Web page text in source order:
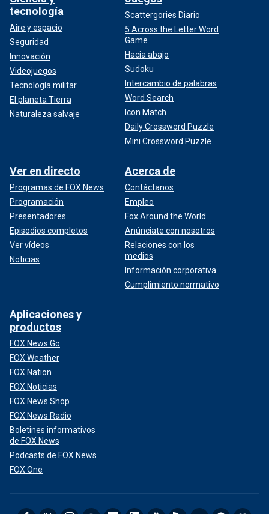
tecnología
Aire y espacio
Seguridad
Innovación
Videojuegos
Tecnología militar
El planeta Tierra
Naturaleza salvaje
Scattergories Diario
5 Across the Letter Word
Game
Hacia abajo
Sudoku
Intercambio de palabras
Word Search
Icon Match
Daily Crossword Puzzle
Mini Crossword Puzzle
Ver en directo
Programas de FOX News
Programación
Presentadores
Episodios completos
Ver vídeos
Noticias
Acerca de
Contáctanos
Empleo
Fox Around the World
Anúnciate con nosotros
Relaciones con los
medios
Información corporativa
Cumplimiento normativo
Aplicaciones y
productos
FOX News Go
FOX Weather
FOX Nation
FOX Noticias
FOX News Shop
FOX News Radio
Boletines informativos
de FOX News
Podcasts de FOX News
FOX One